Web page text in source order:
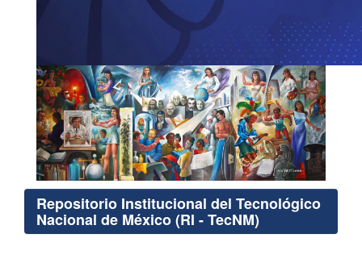
Repositorio Institucional del Tecnológico
Nacional de México (RI - TecNM)